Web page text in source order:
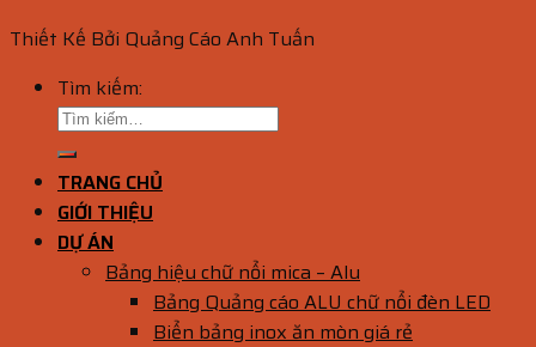
Thiết Kế Bởi Quảng Cáo Anh Tuấn
Tìm kiếm:
TRANG CHỦ
GIỚI THIỆU
DỰ ÁN
Bảng hiệu chữ nổi mica – Alu
Bảng Quảng cáo ALU chữ nổi đèn LED
Biển bảng inox ăn mòn giá rẻ